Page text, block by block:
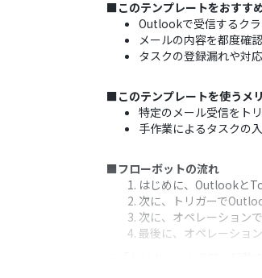
■このテンプレートをおすす
Outlookで受信するク
メールの内容を都度確
タスクの登録漏れや対
■このテンプレートを使うメ
特定のメール受信をト
手作業によるタスクの
■フローボットの流れ
はじめに、Outlookと
次に、トリガーで
次に、オペレーション
最後に、オペレーショ